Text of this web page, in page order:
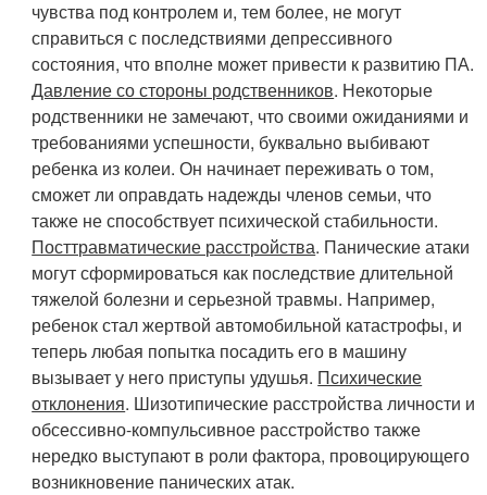
чувства под контролем и, тем более, не могут
справиться с последствиями депрессивного
состояния, что вполне может привести к развитию ПА.
Давление со стороны родственников. Некоторые
родственники не замечают, что своими ожиданиями и
требованиями успешности, буквально выбивают
ребенка из колеи. Он начинает переживать о том,
сможет ли оправдать надежды членов семьи, что
также не способствует психической стабильности.
Посттравматические расстройства. Панические атаки
могут сформироваться как последствие длительной
тяжелой болезни и серьезной травмы. Например,
ребенок стал жертвой автомобильной катастрофы, и
теперь любая попытка посадить его в машину
вызывает у него приступы удушья. Психические
отклонения. Шизотипические расстройства личности и
обсессивно-компульсивное расстройство также
нередко выступают в роли фактора, провоцирующего
возникновение панических атак.